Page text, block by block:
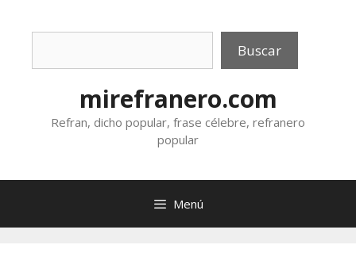
Buscar
mirefranero.com
Refran, dicho popular, frase célebre, refranero
popular
Menú